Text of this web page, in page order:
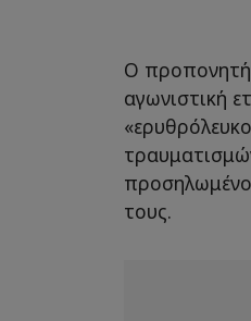
Ο
αγωνιστική
τους.